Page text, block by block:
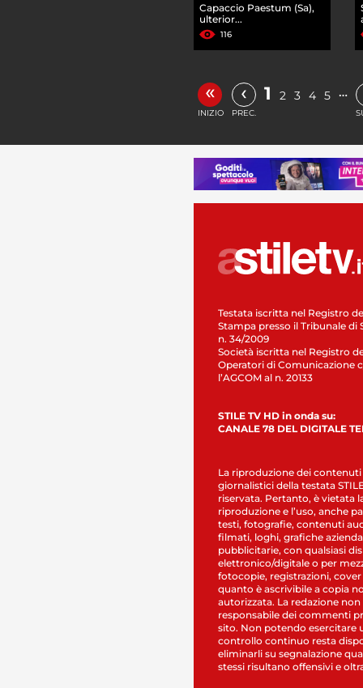
Capaccio Paestum (Sa),
ulterior...
116
«
INIZIO
‹
PREC.
1 2 3 4 5 …
Testata iscritta nel Registro
Stampa presso il Tribunale di
n. 34/2009
Società iscritta nel Registro
Operatori di Comunicazione
l’AGCOM al n. 20133
STILE TV HD in onda su:
CANALE 78 DEL DIGITALE
La riproduzione dei contenuti
giornalistici della testata
riservata. Pertanto, è vietata
riproduzione e l’uso, anche
testi, fotografie, contenuti
filmati, loghi, grafiche
pubblicitarie, con qualsiasi
elettronico/digitale o per
fotocopie, registrazioni,
quanto è ascrivibile a copia
autorizzata. La redazione non
responsabile dei commenti
sito. Non potendo esercitare
controllo continuo resta
eliminarli su segnalazione
stessi risultano offensivi e